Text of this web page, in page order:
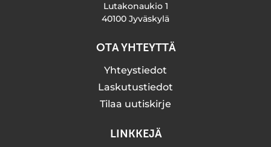
Lutakonaukio 1
40100 Jyväskylä
OTA YHTEYTTÄ
Yhteystiedot
Laskutustiedot
Tilaa uutiskirje
LINKKEJÄ